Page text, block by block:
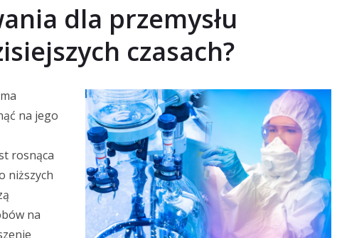
dla przemysłu
czasach?
na jego
rosnąca
niższych
na